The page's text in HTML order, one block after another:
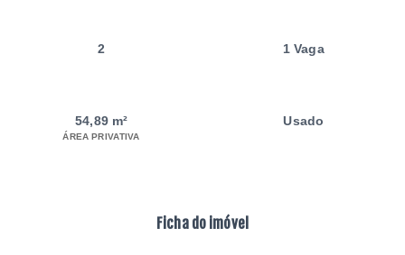
2 1 Vaga
54,89 m²
ÁREA PRIVATIVA
Usado
Ficha do imóvel